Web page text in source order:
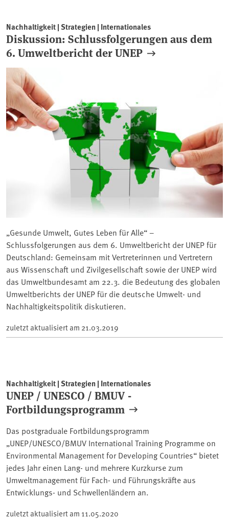
Nachhaltigkeit | Strategien | Internationales
Diskussion: Schlussfolgerungen aus dem
6. Umweltbericht der UNEP
„Gesunde Umwelt, Gutes Leben für Alle“ –
Schlussfolgerungen aus dem 6. Umweltbericht der UNEP für
Deutschland: Gemeinsam mit Vertreterinnen und Vertretern
aus Wissenschaft und Zivilgesellschaft sowie der UNEP wird
das Umweltbundesamt am 22.3. die Bedeutung des globalen
Umweltberichts der UNEP für die deutsche Umwelt- und
Nachhaltigkeitspolitik diskutieren.
zuletzt aktualisiert am 21.03.2019
Nachhaltigkeit | Strategien | Internationales
UNEP / UNESCO / BMUV -
Fortbildungsprogramm
Das postgraduale Fortbildungsprogramm
„UNEP/UNESCO/BMUV International Training Programme on
Environmental Management for Developing Countries“ bietet
jedes Jahr einen Lang- und mehrere Kurzkurse zum
Umweltmanagement für Fach- und Führungskräfte aus
Entwicklungs- und Schwellenländern an.
zuletzt aktualisiert am 11.05.2020